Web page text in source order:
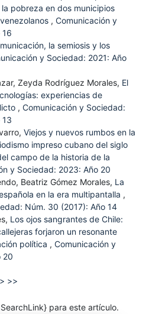
pobreza en dos municipios
, Comunicación y
16
la semiosis y los
y Sociedad: 2021: Año
Zeyda Rodríguez Morales, El
experiencias de
, Comunicación y Sociedad:
13
Viejos y nuevos rumbos en la
impreso cubano del siglo
campo de la historia de la
y Sociedad: 2023: Año 20
Beatriz Gómez Morales, La
en la era multipantalla ,
Núm. 30 (2017): Año 14
Los ojos sangrantes de Chile:
forjaron un resonante
política , Comunicación y
20
> >>
para este artículo.